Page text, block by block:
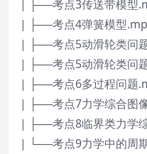
| ├──考点3传送带模型
| ├──考点4弹簧模型
| ├──考点5动滑轮类问
| ├──考点5动滑轮类问
| ├──考点6多过程问题
| ├──考点7力学综合图
| ├──考点8临界类力学
| └──考点9力学中的周